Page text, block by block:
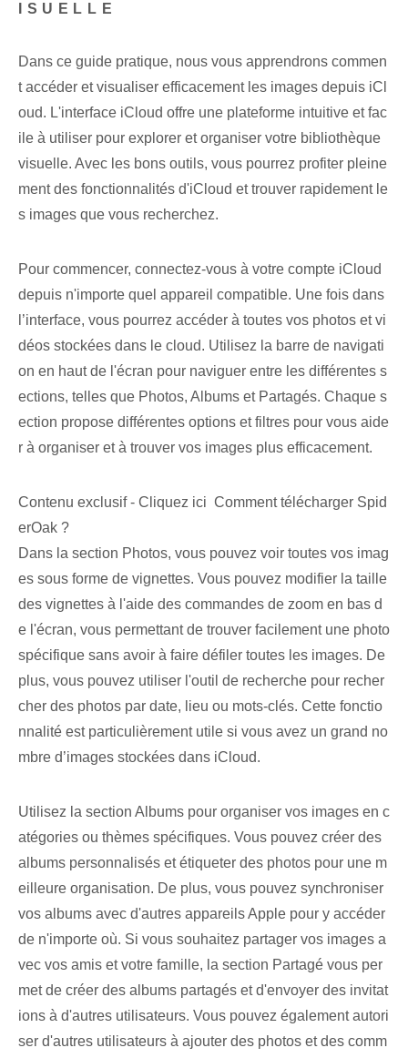
ISUELLE
Dans ce guide pratique, nous vous apprendrons commen
t accéder et visualiser efficacement les images depuis iCl
oud. L'interface iCloud⁢ offre une plateforme intuitive et fac
ile à utiliser pour explorer et organiser votre bibliothèque
visuelle. Avec les bons outils, vous pourrez profiter pleine
ment des fonctionnalités d'iCloud et trouver rapidement le
s images que vous recherchez.
Pour commencer, connectez-vous à votre compte iCloud
depuis n'importe quel appareil compatible. Une fois⁤ dans
l’interface, vous pourrez accéder à toutes vos photos et vi
déos stockées dans le cloud. Utilisez la barre de navigati
on en haut de l'écran pour naviguer entre les différentes s
ections, telles que Photos, Albums et Partagés. ⁢Chaque ⁣s
ection propose différentes options et filtres pour vous aide
r à organiser et à trouver vos ‌images plus efficacement.
Contenu exclusif - Cliquez ici Comment télécharger Spid
erOak ?
Dans la section Photos, vous pouvez voir toutes vos imag
es sous forme de vignettes. Vous pouvez modifier la taille
des vignettes à l'aide des commandes de zoom en bas d
e l'écran, vous permettant de trouver facilement une photo
spécifique sans avoir à faire défiler toutes les images. De
plus, vous pouvez utiliser l'outil de recherche pour recher
cher des photos par date, lieu ou mots-clés. Cette fonctio
nnalité est particulièrement utile si vous avez un grand no
mbre d’images stockées dans iCloud.
Utilisez la section Albums pour organiser vos images en c
atégories ou thèmes spécifiques. Vous pouvez créer des
albums personnalisés et étiqueter des photos pour une m
eilleure organisation. De plus, vous pouvez synchroniser
vos albums avec d'autres appareils Apple pour y accéder
de n'importe où. Si vous souhaitez partager vos images a
vec vos amis et votre famille, la section⁢ Partagé vous per
met de créer des albums partagés et d'envoyer des invitat
ions à d'autres utilisateurs. Vous pouvez également autori
ser d'autres utilisateurs à ajouter des photos et des comm